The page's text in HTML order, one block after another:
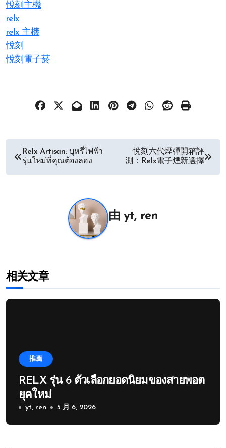
悅刻主機
relx
relx 主機
悅刻
悅刻電子菸
文
章
Relx Artisan: บุหรี่ไฟฟ้า
รุ่นใหม่ที่คุณต้องลอง
悅刻六代煙彈開箱評
測：Relx電子煙新選擇
由yt, ren
相关文章
推薦
RELX รุ่น 6 ตัวเลือกยอดนิยมของสายพอต
ยุคใหม่
yt, ren 5 月 6, 2026